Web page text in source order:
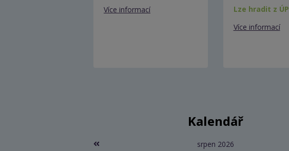
Více informací
Lze hradit z ÚP
Více informací
Kalendář
srpen 2026